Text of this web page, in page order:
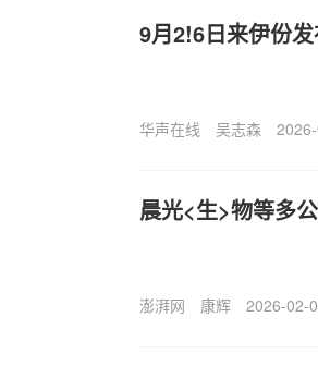
9月2!6日来伊份
华声在线 吴志森
晨光<生>物等多
澎湃网 康辉 2026-02-